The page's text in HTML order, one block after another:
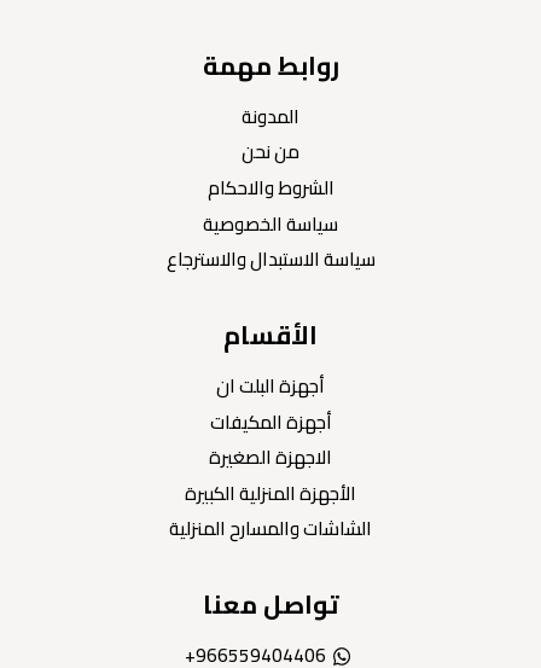
روابط مهمة
المدونة
من نحن
الشروط والاحكام
سياسة الخصوصية
سياسة الاستبدال والاسترجاع
الأقسام
أجهزة البلت ان
أجهزة المكيفات
الاجهزة الصغيرة
الأجهزة المنزلية الكبيرة
الشاشات والمسارح المنزلية
تواصل معنا
966559404406+